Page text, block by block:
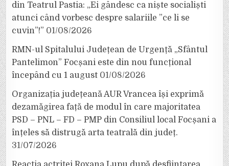
din Teatrul Pastia: „Ei gândesc ca niște socialiști
atunci când vorbesc despre salariile ”ce li se
cuvin”!” 01/08/2026
RMN-ul Spitalului Județean de Urgență „Sfântul
Pantelimon” Focșani este din nou funcțional
începând cu 1 august 01/08/2026
Organizația județeană AUR Vrancea își exprimă
dezamăgirea față de modul în care majoritatea
PSD – PNL – FD – PMP din Consiliul local Focșani a
înțeles să distrugă arta teatrală din județ.
31/07/2026